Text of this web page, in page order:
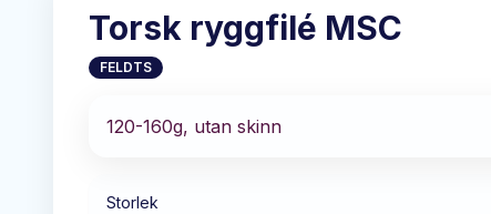
Torsk ryggfilé MSC
FELDTS
120-160g, utan skinn
Storlek